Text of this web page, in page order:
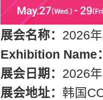
展会名称： 2026
Exhibition Name
展会日期： 2026
展会地址： 韩国